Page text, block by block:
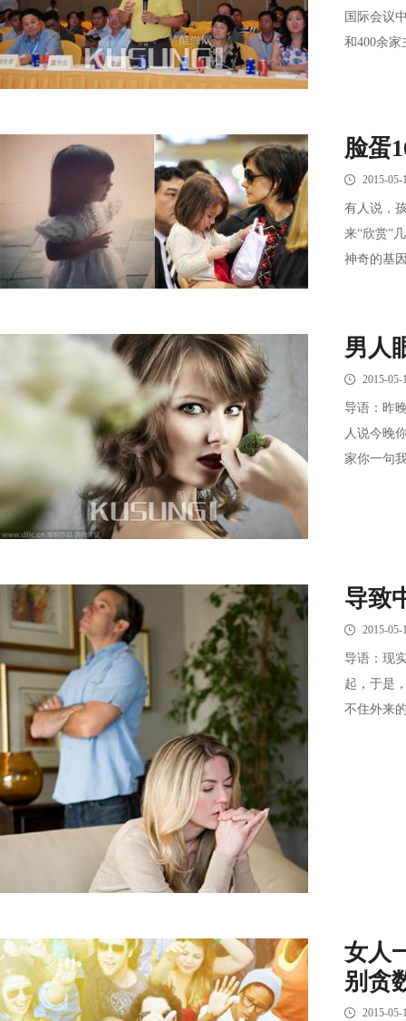
国际会议
和400余家
脸蛋
2015-05-
有人说，
来“欣赏”
神奇的基
男人
2015-05-
导语：昨
人说今晚
家你一句
导致
2015-05-
导语：现
起，于是
不住外来
女人
别贪
2015-05-